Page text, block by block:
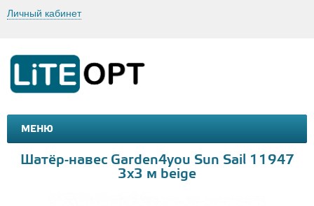
Личный кабинет
МЕНЮ
МАШИНКИ И МОТОЦИКЛЫ
Шатёр-навес Garden4you Sun Sail 11947
3x3 м beige